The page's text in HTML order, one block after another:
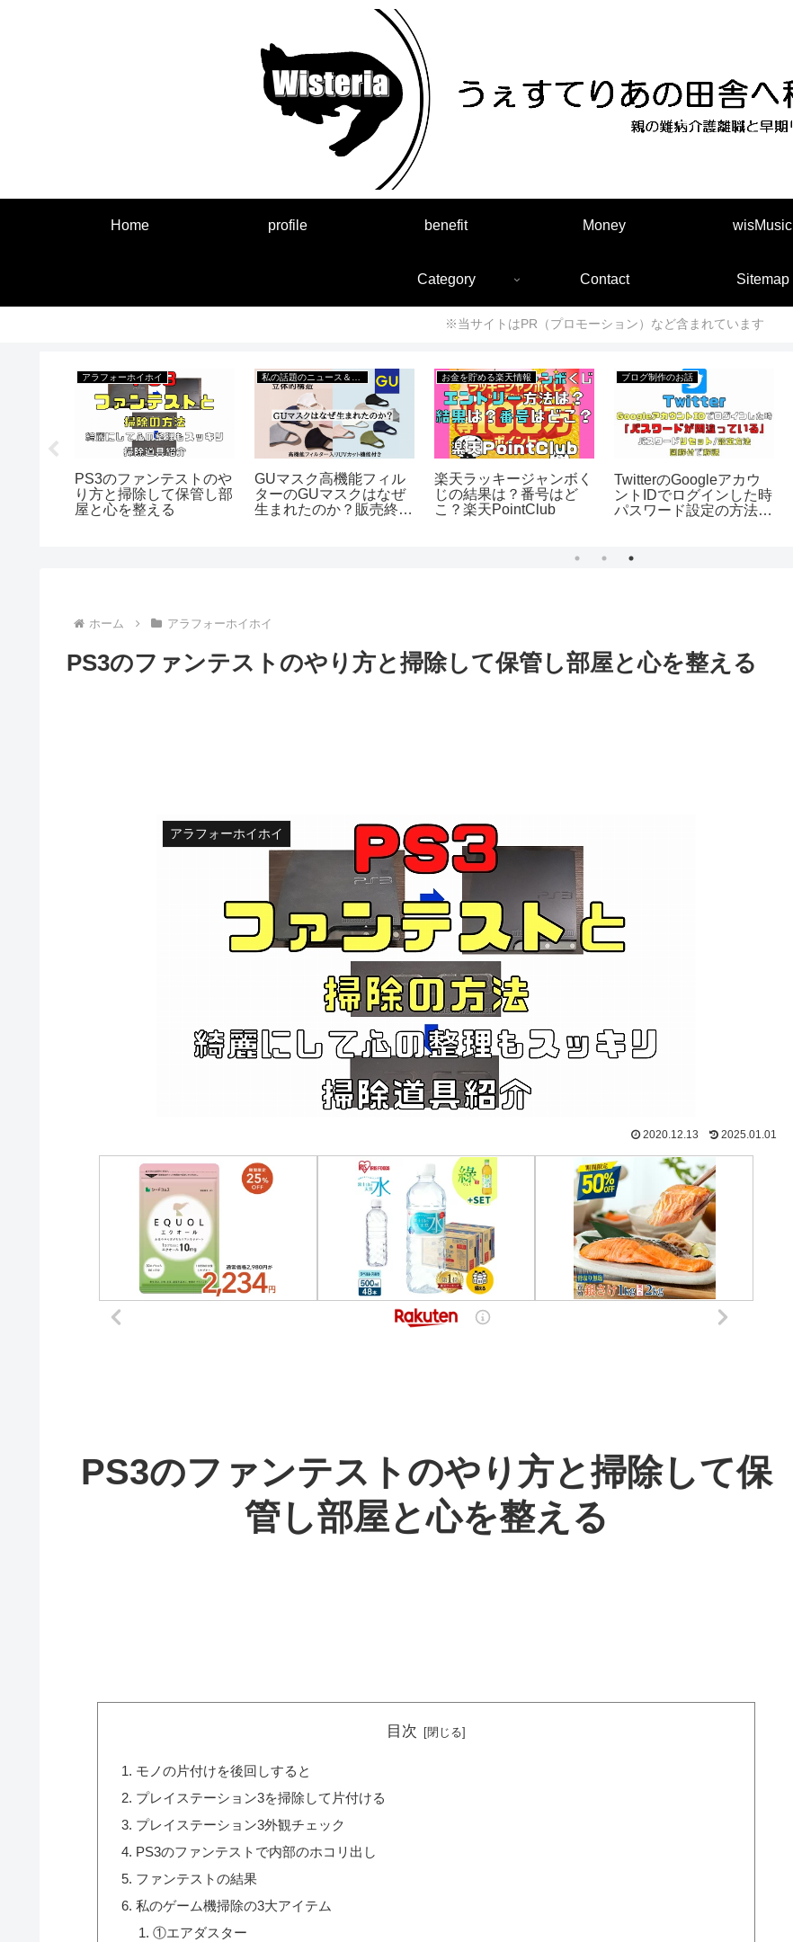
Home profile benefit Money wisMusic
Category Contact Sitemap
※当サイトはPR（プロモーション）など含まれています
アラフォーホイホイ
PS3のファンテストのや
り方と掃除して保管し部
屋と心を整える
GUマスク高機能フィル
ターのGUマスクはなぜ
生まれたのか？販売終
お金を貯める楽天情報
楽天ラッキージャンボく
じの結果は？番号はど
こ？楽天PointClub
ブログ制作のお話
TwitterのGoogleアカウ
ントIDでログインした時
パスワード設定の方法図
ホーム アラフォーホイホイ
PS3のファンテストのやり方と掃除して保管し部屋と心を整える
アラフォーホイホイ
2020.12.13 2025.01.01
PS3のファンテストのやり方と掃除して保
管し部屋と心を整える
目次
モノの片付けを後回しすると
プレイステーション3を掃除して片付ける
プレイステーション3外観チェック
PS3のファンテストで内部のホコリ出し
ファンテストの結果
私のゲーム機掃除の3大アイテム
①エアダスター